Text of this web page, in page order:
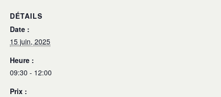
DÉTAILS
Date :
15 juin, 2025
Heure :
09:30 - 12:00
Prix :